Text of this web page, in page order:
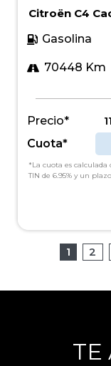
Citroën C4
Gasolina
70448 Km
Precio*
Cuota*
*La cuota es calculada
TIN de 6.95% y un
1 2
TE